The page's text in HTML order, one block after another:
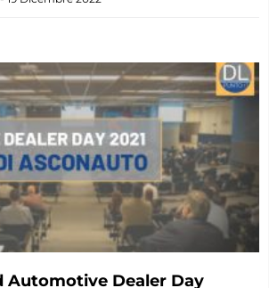
Automotive Dealer Day